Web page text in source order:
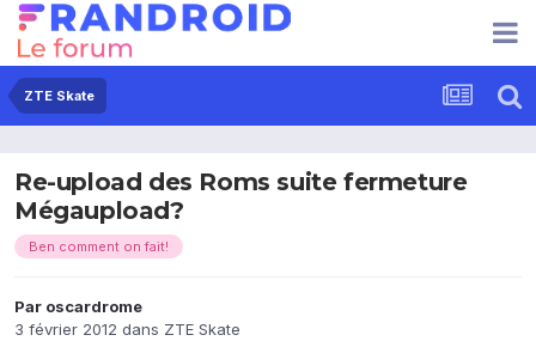
ZTE Skate
Re-upload des Roms suite fermeture
Mégaupload?
Ben comment on fait!
Par oscardrome
3 février 2012 dans ZTE Skate